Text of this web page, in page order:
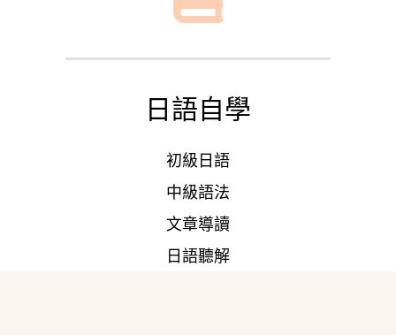
日語自學
初級日語
中級語法
文章導讀
日語聽解